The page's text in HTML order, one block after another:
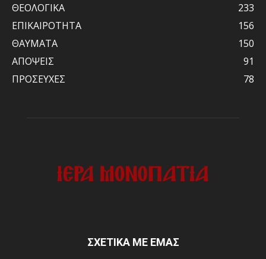
ΘΕΟΛΟΓΙΚΑ
233
ΕΠΙΚΑΙΡΟΤΗΤΑ
156
ΘΑΥΜΑΤΑ
150
ΑΠΟΨΕΙΣ
91
ΠΡΟΣΕΥΧΕΣ
78
ΣΧΕΤΙΚΑ ΜΕ ΕΜΑΣ